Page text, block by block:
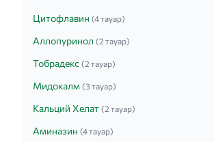
Цитофлавин (4 тауар)
Аллопуринол (2 тауар)
Тобрадекс (2 тауар)
Мидокалм (3 тауар)
Кальций Хелат (2 тауар)
Аминазин (4 тауар)